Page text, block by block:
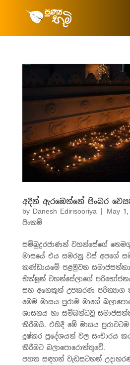
අදින් ඇරඹෙන්නේ පිංබර
by Danesh Edirisooriya| May 1,
පිංකම්
සම්බුදුරජාණන් වහන්සේගේ
මාසයේ එය සමරනු වස් අපගේ
කණ්ඩායමේ පළමුවන
භික්ෂූන් වහන්සේලාගේ
සහ අනෙකුත් උපකරණ පරිත්‍යාග
මෙම මාසය පුරාම මාගේ
ශාසනය හා සම්බන්ධවූ
කිරීමයි. එහිදී මේ මාසය පුරාවටම
දුෂ්කර ප‍්‍රදේශයන් වල සංචාරය
කිරීමට බලාපොරොත්තුවේ.
පහත සඳහන් වැඩසටහන්